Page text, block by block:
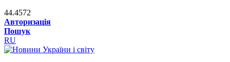
44.4572
Авторизація
Пошук
RU